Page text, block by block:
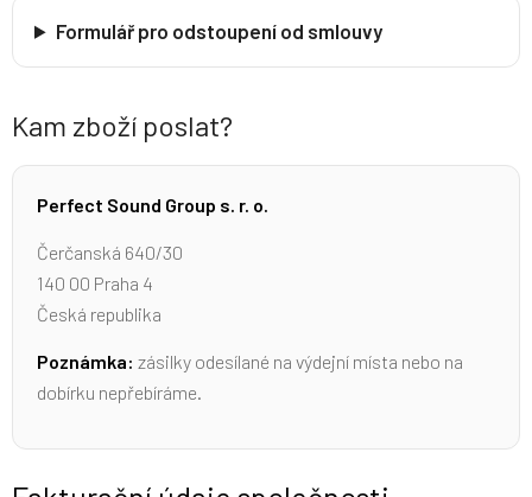
Formulář pro odstoupení od smlouvy
Kam zboží poslat?
Perfect Sound Group s. r. o.
Čerčanská 640/30
140 00 Praha 4
Česká republika
Poznámka: zásilky odesílané na výdejní místa nebo na
dobírku nepřebíráme.